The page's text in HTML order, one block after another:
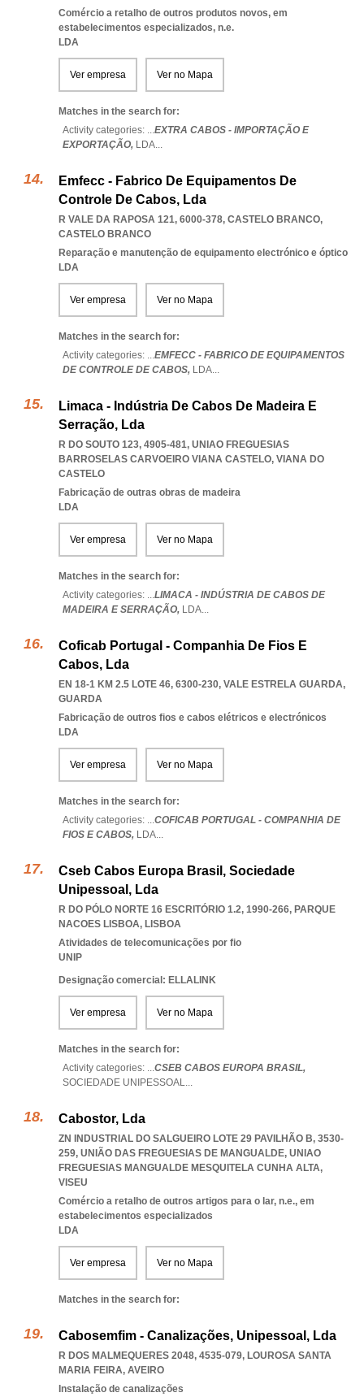
Comércio a retalho de outros produtos novos, em
estabelecimentos especializados, n.e.
LDA
Ver empresa Ver no Mapa
Matches in the search for:
Activity categories: ...EXTRA CABOS - IMPORTAÇÃO E
EXPORTAÇÃO, LDA...
Emfecc - Fabrico De Equipamentos De
Controle De Cabos, Lda
R VALE DA RAPOSA 121, 6000-378, CASTELO BRANCO,
CASTELO BRANCO
Reparação e manutenção de equipamento electrónico e óptico
LDA
Ver empresa Ver no Mapa
Matches in the search for:
Activity categories: ...EMFECC - FABRICO DE EQUIPAMENTOS
DE CONTROLE DE CABOS, LDA...
Limaca - Indústria De Cabos De Madeira E
Serração, Lda
R DO SOUTO 123, 4905-481, UNIAO FREGUESIAS
BARROSELAS CARVOEIRO VIANA CASTELO, VIANA DO
CASTELO
Fabricação de outras obras de madeira
LDA
Ver empresa Ver no Mapa
Matches in the search for:
Activity categories: ...LIMACA - INDÚSTRIA DE CABOS DE
MADEIRA E SERRAÇÃO, LDA...
Coficab Portugal - Companhia De Fios E
Cabos, Lda
EN 18-1 KM 2.5 LOTE 46, 6300-230, VALE ESTRELA GUARDA,
GUARDA
Fabricação de outros fios e cabos elétricos e electrónicos
LDA
Ver empresa Ver no Mapa
Matches in the search for:
Activity categories: ...COFICAB PORTUGAL - COMPANHIA DE
FIOS E CABOS, LDA...
Cseb Cabos Europa Brasil, Sociedade
Unipessoal, Lda
R DO PÓLO NORTE 16 ESCRITÓRIO 1.2, 1990-266, PARQUE
NACOES LISBOA, LISBOA
Atividades de telecomunicações por fio
UNIP
Designação comercial: ELLALINK
Ver empresa Ver no Mapa
Matches in the search for:
Activity categories: ...CSEB CABOS EUROPA BRASIL,
SOCIEDADE UNIPESSOAL...
Cabostor, Lda
ZN INDUSTRIAL DO SALGUEIRO LOTE 29 PAVILHÃO B, 3530-
259, UNIÃO DAS FREGUESIAS DE MANGUALDE, UNIAO
FREGUESIAS MANGUALDE MESQUITELA CUNHA ALTA,
VISEU
Comércio a retalho de outros artigos para o lar, n.e., em
estabelecimentos especializados
LDA
Ver empresa Ver no Mapa
Matches in the search for:
Cabosemfim - Canalizações, Unipessoal, Lda
R DOS MALMEQUERES 2048, 4535-079, LOUROSA SANTA
MARIA FEIRA, AVEIRO
Instalação de canalizações